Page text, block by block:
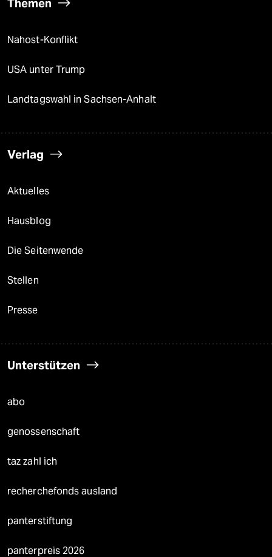
Nahost-Konflikt
USA unter Trump
Landtagswahl in Sachsen-Anhalt
Verlag
Aktuelles
Hausblog
Die Seitenwende
Stellen
Presse
Unterstützen
abo
genossenschaft
taz zahl ich
recherchefonds ausland
panterstiftung
panterpreis 2026